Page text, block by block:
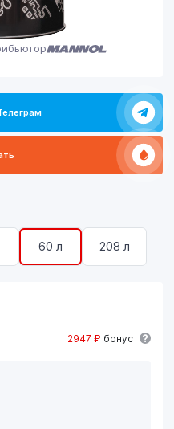
60 л 208 л
2947 ₽ бонус